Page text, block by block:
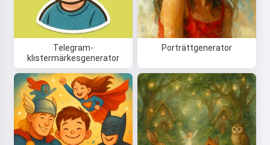
Telegram-
klistermärkesgenerator
Porträttgenerator